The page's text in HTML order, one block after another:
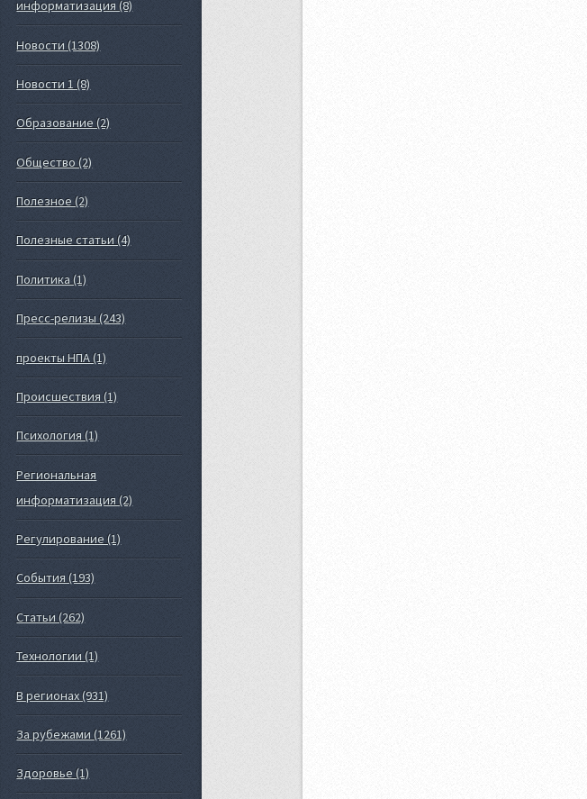
информатизация (8)
Новости (1308)
Новости 1 (8)
Образование (2)
Общество (2)
Полезное (2)
Полезные статьи (4)
Политика (1)
Пресс-релизы (243)
проекты НПА (1)
Происшествия (1)
Психология (1)
Региональная
информатизация (2)
Регулирование (1)
События (193)
Статьи (262)
Технологии (1)
В регионах (931)
За рубежами (1261)
Здоровье (1)